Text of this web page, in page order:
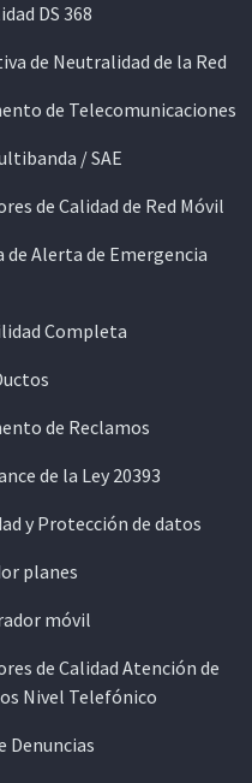
DS 368
de Neutralidad de la Red
de Telecomunicaciones
/ SAE
de Calidad de Red Móvil
de Alerta de Emergencia
Completa
de Reclamos
de la Ley 20393
y Protección de datos
planes
móvil
de Calidad Atención de
Nivel Telefónico
Denuncias